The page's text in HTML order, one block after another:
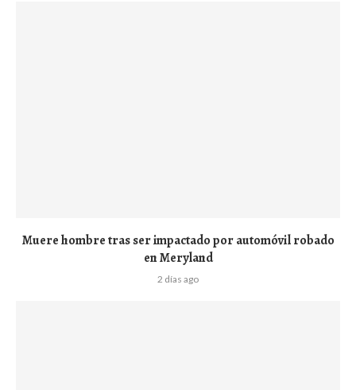
Muere hombre tras ser impactado por automóvil robado
en Meryland
2 días ago